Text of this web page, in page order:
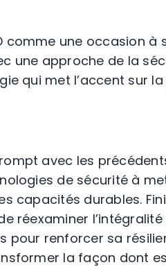
comme une occasion
une approche de la
qui met l’accent sur
avec les
de sécurité à
capacités durables.
réexaminer
pour renforcer sa
la façon dont